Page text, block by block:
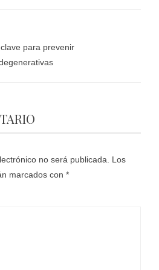
para prevenir
no será publicada.
Los
marcados con *